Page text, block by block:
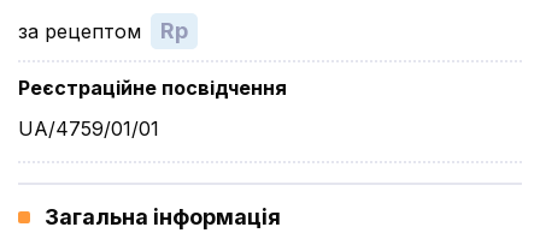
за рецептом
Rp
Реєстраційне посвідчення
UA/4759/01/01
Загальна інформація